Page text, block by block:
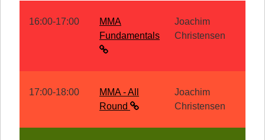
16:00-17:00
MMA
Fundamentals
Joachim
Christensen
17:00-18:00
MMA - All
Round
Joachim
Christensen